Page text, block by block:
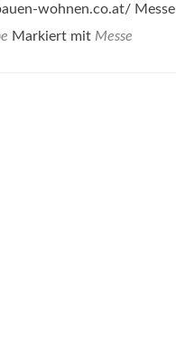
wohnen.co.at/ Messe
Markiert mit Messe